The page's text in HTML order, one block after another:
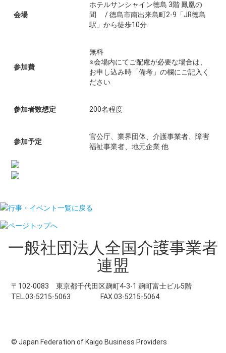
会場
ホテルサンシャイン徳島 3階 鳳凰の
間 / 徳島市南出来島町2-9「JR徳島
駅」から徒歩10分
参加費
無料
※会場内にてご配慮が必要な場合は、
お申し込み時「備考」の欄にご記入く
ださい
参加者数想定 200名程度
参加予定
官公庁、業界団体、介護事業者、障害
福祉事業者、地元企業 他
行事・イベント一覧に戻る
一般社団法人全国介護事業者
連盟
〒102-0083 東京都千代田区麹町4-3-1 麹町富士ビル5階
TEL.03-5215-5063
FAX.03-5215-5064
© Japan Federation of Kaigo Business Providers